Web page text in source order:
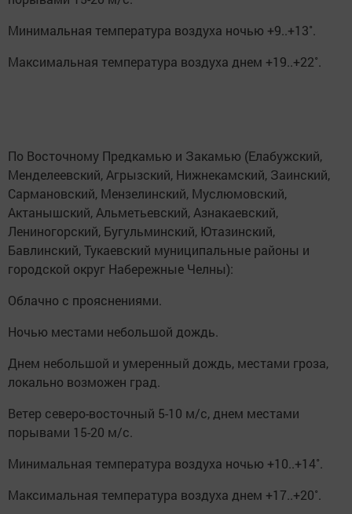
Минимальная температура воздуха ночью +9..+13˚.
Максимальная температура воздуха днем +19..+22˚.
По Восточному Предкамью и Закамью (Елабужский,
Менделеевский, Агрызский, Нижнекамский, Заинский,
Сармановский, Мензелинский, Муслюмовский,
Актанышский, Альметьевский, Азнакаевский,
Лениногорский, Бугульминский, Ютазинский,
Бавлинский, Тукаевский муниципальные районы и
городской округ Набережные Челны):
Облачно с прояснениями.
Ночью местами небольшой дождь.
Днем небольшой и умеренный дождь, местами гроза,
локально возможен град.
Ветер северо-восточный 5-10 м/с, днем местами
порывами 15-20 м/с.
Минимальная температура воздуха ночью +10..+14˚.
Максимальная температура воздуха днем +17..+20˚.